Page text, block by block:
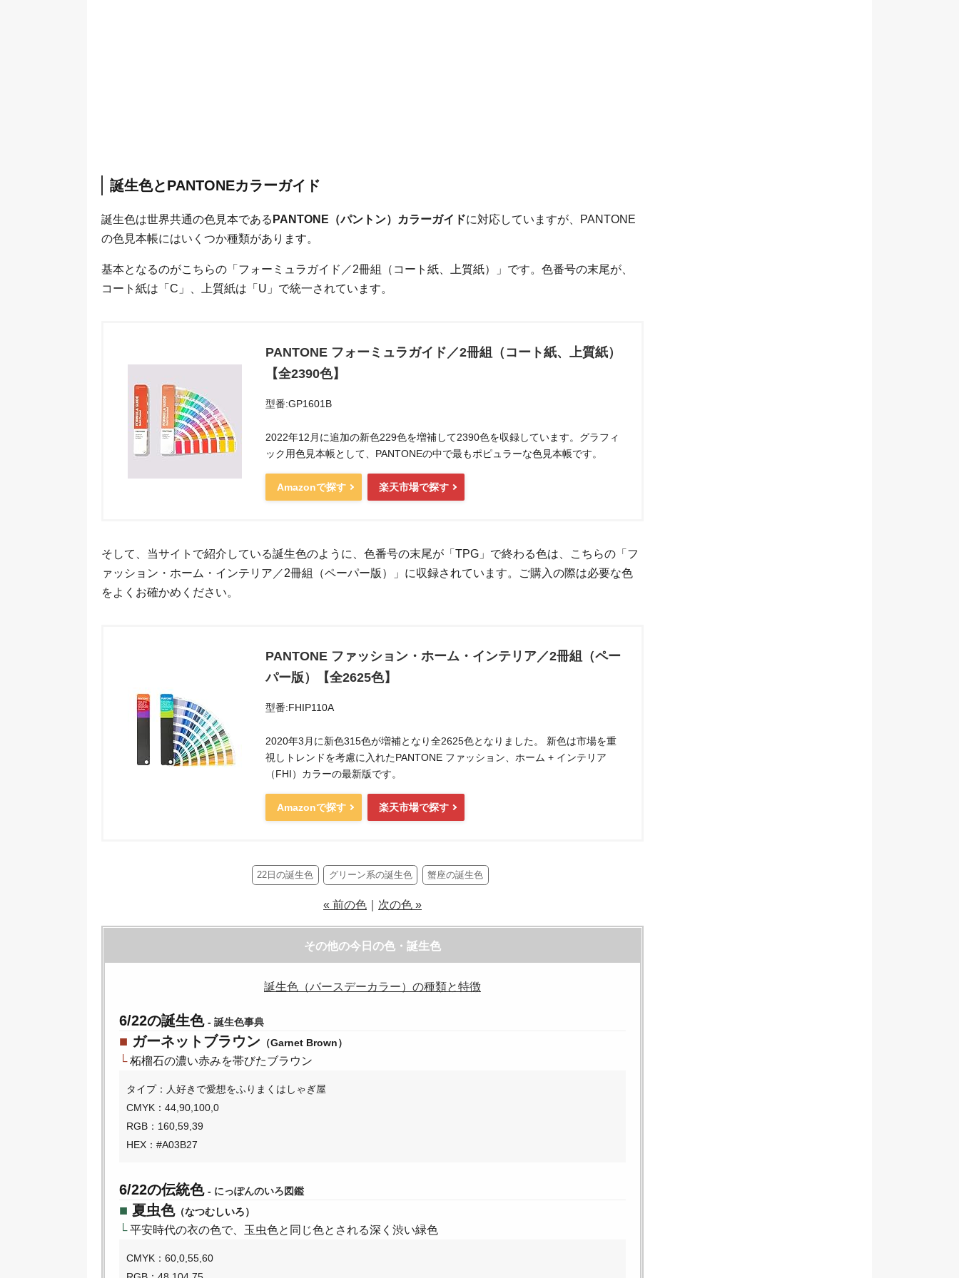
誕生色とPANTONEカラーガイド
誕生色は世界共通の色見本である PANTONE（パントン）カラーガイドに対応していますが、PANTONE
の色見本帳にはいくつか種類があります。
基本となるのがこちらの「フォーミュラガイド／2冊組（コート紙、上質紙）」です。色番号の末尾が、
コート紙は「C」、上質紙は「U」で統一されています。
PANTONE フォーミュラガイド／2冊組（コート紙、上質紙）
【全2390色】
型番:GP1601B
2022年12月に追加の新色229色を増補して2390色を収録しています。グラフィ
ック用色見本帳として、PANTONEの中で最もポピュラーな色見本帳です。
Amazonで探す 楽天市場で探す
そして、当サイトで紹介している誕生色のように、色番号の末尾が「TPG」で終わる色は、こちらの「フ
ァッション・ホーム・インテリア／2冊組（ペーパー版）」に収録されています。ご購入の際は必要な色
をよくお確かめください。
PANTONE ファッション・ホーム・インテリア／2冊組（ペー
パー版）【全2625色】
型番:FHIP110A
2020年3月に新色315色が増補となり全2625色となりました。 新色は市場を重
視しトレンドを考慮に入れたPANTONE ファッション、ホーム + インテリア
（FHI）カラーの最新版です。
Amazonで探す 楽天市場で探す
22日の誕生色 グリーン系の誕生色 蟹座の誕生色
« 前の色 次の色 »
その他の今日の色・誕生色
誕生色（バースデーカラー）の種類と特徴
6/22の誕生色 - 誕生色事典
■ ガーネットブラウン （Garnet Brown）
└柘榴石の濃い赤みを帯びたブラウン
タイプ：人好きで愛想をふりまくはしゃぎ屋
CMYK：44,90,100,0
RGB：160,59,39
HEX：#A03B27
6/22の伝統色 - にっぽんのいろ図鑑
■ 夏虫色（なつむしいろ）
└平安時代の衣の色で、玉虫色と同じ色とされる深く渋い緑色
CMYK：60,0,55,60